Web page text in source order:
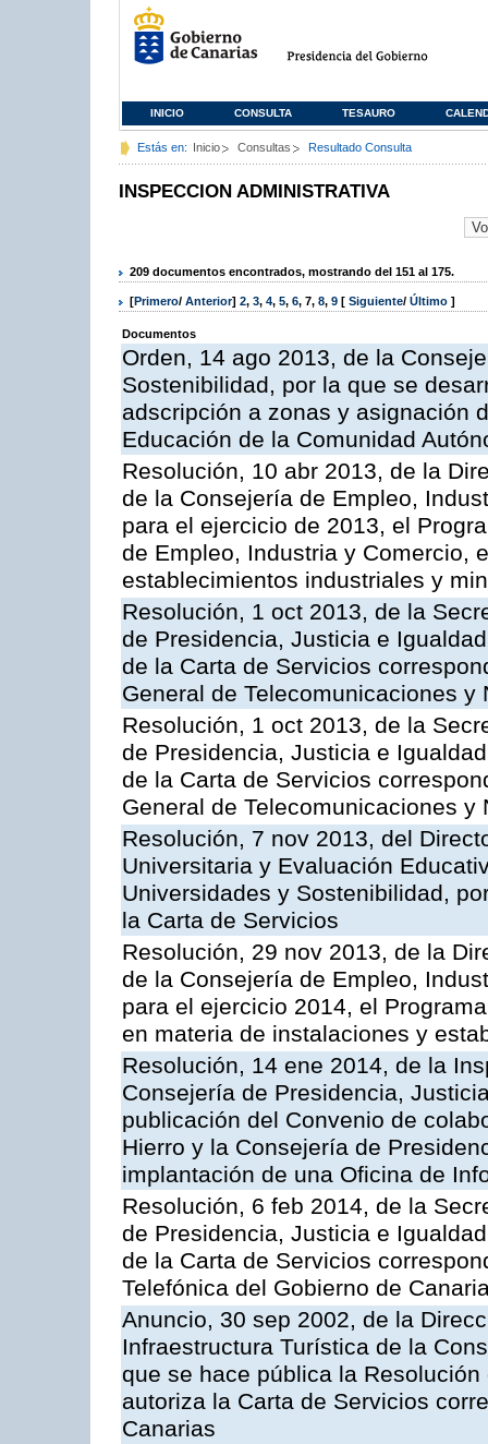
INICIO CONSULTA TESAURO
Estás en: Inicio Consultas Resultado Consulta
INSPECCION ADMINISTRATIVA
209 documentos encontrados, mostrando del 151 al 175.
[Primero/ Anterior] 2, 3, 4, 5, 6, 7, 8, 9 [ Siguiente/ Último ]
Documentos
Orden, 14 ago 2013, de la
Sostenibilidad, por la que se
adscripción a zonas y asignación
Educación de la Comunidad
Resolución, 10 abr 2013, de la
de la Consejería de Empleo,
para el ejercicio de 2013, el
de Empleo, Industria y Comercio,
establecimientos industriales y
Resolución, 1 oct 2013, de la
de Presidencia, Justicia e
de la Carta de Servicios
General de Telecomunicaciones y
Resolución, 1 oct 2013, de la
de Presidencia, Justicia e
de la Carta de Servicios
General de Telecomunicaciones y
Resolución, 7 nov 2013, del
Universitaria y Evaluación
Universidades y Sostenibilidad,
la Carta de Servicios
Resolución, 29 nov 2013, de la
de la Consejería de Empleo,
para el ejercicio 2014, el
en materia de instalaciones y
Resolución, 14 ene 2014, de la
Consejería de Presidencia,
publicación del Convenio de
Hierro y la Consejería de
implantación de una Oficina de
Resolución, 6 feb 2014, de la
de Presidencia, Justicia e
de la Carta de Servicios
Telefónica del Gobierno de
Anuncio, 30 sep 2002, de la
Infraestructura Turística de la
que se hace pública la
autoriza la Carta de Servicios
Canarias